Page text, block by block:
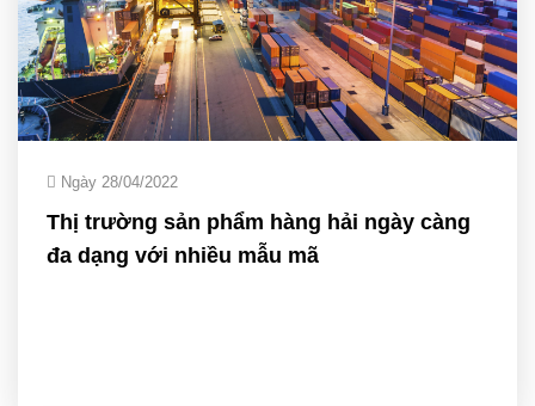
Ngày 28/04/2022
Thị trường sản phẩm hàng hải ngày càng
đa dạng với nhiều mẫu mã